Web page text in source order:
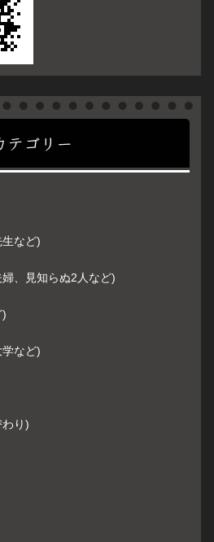
テゴリー
など)
、見知らぬ2人など)
)
など)
り)